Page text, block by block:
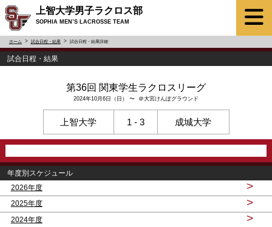
上智大学男子ラクロス部
SOPHIA MEN’S LACROSSE TEAM
ホーム 試合日程・結果 試合日程・結果詳細
試合日程・結果
第36回 関東学生ラクロスリーグ
2024年10月6日（日） 〜 ＠大宮けんぽグラウンド
上智大学 1 - 3 成城大学
年度別スケジュール
2026年度
>
2025年度 >
2024年度 >